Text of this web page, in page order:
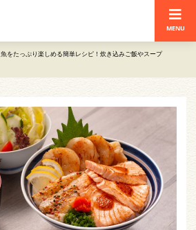
MENU
魚をたっぷり楽しめる簡単レシピ！炊き込みご飯やスープ